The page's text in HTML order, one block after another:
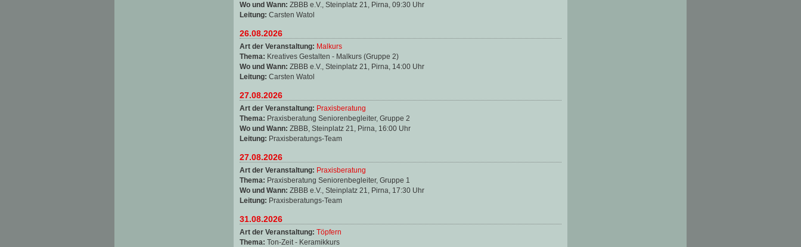
Wo und Wann: ZBBB e.V., Steinplatz 21, Pirna, 09:30 Uhr
Leitung: Carsten Watol
26.08.2026
Art der Veranstaltung: Malkurs
Thema: Kreatives Gestalten - Malkurs (Gruppe 2)
Wo und Wann: ZBBB e.V., Steinplatz 21, Pirna, 14:00 Uhr
Leitung: Carsten Watol
27.08.2026
Art der Veranstaltung: Praxisberatung
Thema: Praxisberatung Seniorenbegleiter, Gruppe 2
Wo und Wann: ZBBB, Steinplatz 21, Pirna, 16:00 Uhr
Leitung: Praxisberatungs-Team
27.08.2026
Art der Veranstaltung: Praxisberatung
Thema: Praxisberatung Seniorenbegleiter, Gruppe 1
Wo und Wann: ZBBB e.V., Steinplatz 21, Pirna, 17:30 Uhr
Leitung: Praxisberatungs-Team
31.08.2026
Art der Veranstaltung: Töpfern
Thema: Ton-Zeit - Keramikkurs